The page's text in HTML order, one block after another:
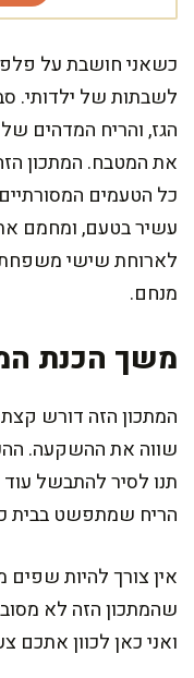
כשאני חושבת על
לשבתות של ילדותי.
הגז, והריח המדהים
את המטבח. המתכון
כל הטעמים
עשיר בטעם, ומחמם
לארוחת שישי
מנחם.
משך הכנת
המתכון הזה דורש
תנו לסיר להתבשל
הריח שמתפשט בבית
אין צורך להיות
שהמתכון הזה לא
ואני כאן לכוון אתכם